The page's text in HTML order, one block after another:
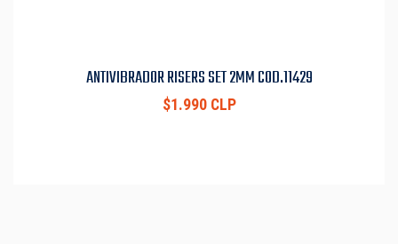
ANTIVIBRADOR RISERS SET 2MM COD.11429
$1.990 CLP